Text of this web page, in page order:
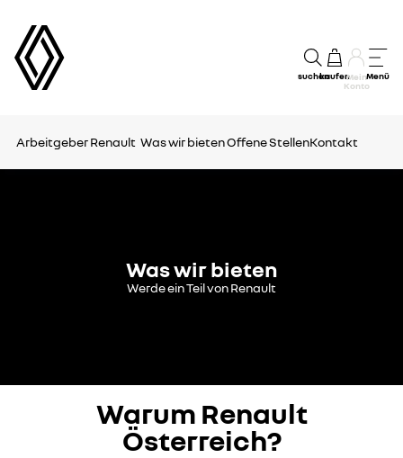
suchenkaufenMein
Konto
Menü
Arbeitgeber Renault Was wir bietenOffene StellenKontakt
Was wir bieten
Werde ein Teil von Renault
Warum Renault
Österreich?